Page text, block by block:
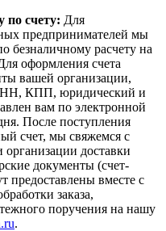
по счету: Для
предпринимателей мы
безналичному расчету на
оформления счета
вашей организации,
КПП, юридический и
вам по электронной
После поступления
счет, мы свяжемся с
доставки
документы (счет-
предоставлены вместе с
заказа,
поручения на нашу
.